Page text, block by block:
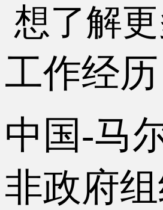
想了解
工作经历
中国-马
非政府